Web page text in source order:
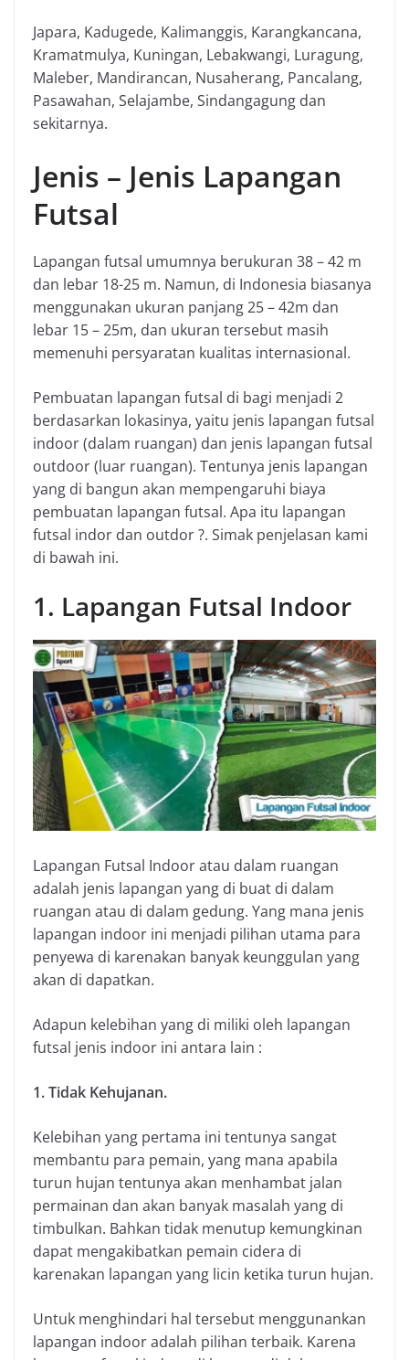
Japara, Kadugede, Kalimanggis, Karangkancana,
Kramatmulya, Kuningan, Lebakwangi, Luragung,
Maleber, Mandirancan, Nusaherang, Pancalang,
Pasawahan, Selajambe, Sindangagung dan
sekitarnya.
Jenis – Jenis Lapangan
Futsal
Lapangan futsal umumnya berukuran 38 – 42 m
dan lebar 18-25 m. Namun, di Indonesia biasanya
menggunakan ukuran panjang 25 – 42m dan
lebar 15 – 25m, dan ukuran tersebut masih
memenuhi persyaratan kualitas internasional.
Pembuatan lapangan futsal di bagi menjadi 2
berdasarkan lokasinya, yaitu jenis lapangan futsal
indoor (dalam ruangan) dan jenis lapangan futsal
outdoor (luar ruangan). Tentunya jenis lapangan
yang di bangun akan mempengaruhi biaya
pembuatan lapangan futsal. Apa itu lapangan
futsal indor dan outdor ?. Simak penjelasan kami
di bawah ini.
1. Lapangan Futsal Indoor
Lapangan Futsal Indoor atau dalam ruangan
adalah jenis lapangan yang di buat di dalam
ruangan atau di dalam gedung. Yang mana jenis
lapangan indoor ini menjadi pilihan utama para
penyewa di karenakan banyak keunggulan yang
akan di dapatkan.
Adapun kelebihan yang di miliki oleh lapangan
futsal jenis indoor ini antara lain :
1. Tidak Kehujanan.
Kelebihan yang pertama ini tentunya sangat
membantu para pemain, yang mana apabila
turun hujan tentunya akan menhambat jalan
permainan dan akan banyak masalah yang di
timbulkan. Bahkan tidak menutup kemungkinan
dapat mengakibatkan pemain cidera di
karenakan lapangan yang licin ketika turun hujan.
Untuk menghindari hal tersebut menggunankan
lapangan indoor adalah pilihan terbaik. Karena